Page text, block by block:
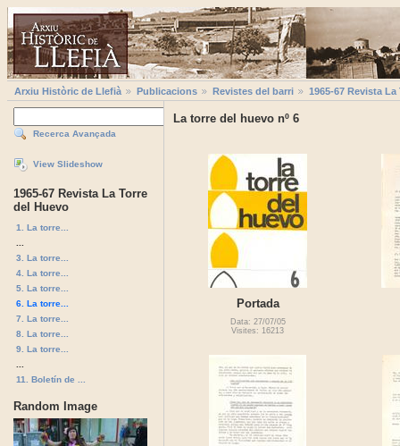
Arxiu Històric de Llefià Publicacions Revistes del barri 1965-67 Revista
Recerca Avançada
View Slideshow
1965-67 Revista La Torre
del Huevo
1. La torre...
3. La torre...
4. La torre...
5. La torre...
6. La torre...
7. La torre...
8. La torre...
9. La torre...
11. Boletín de ...
Random Image
La torre del huevo nº 6
Portada
Data: 27/07/05
Visites: 16213